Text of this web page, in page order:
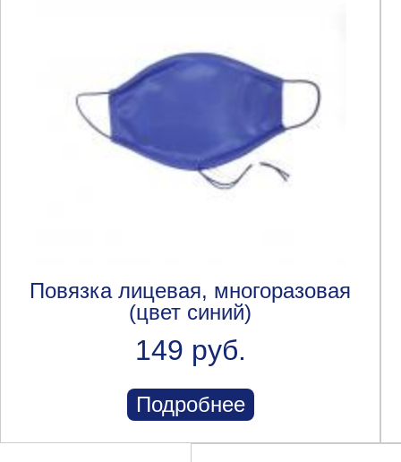
Повязка лицевая, многоразовая
(цвет синий)
149 руб.
Подробнее